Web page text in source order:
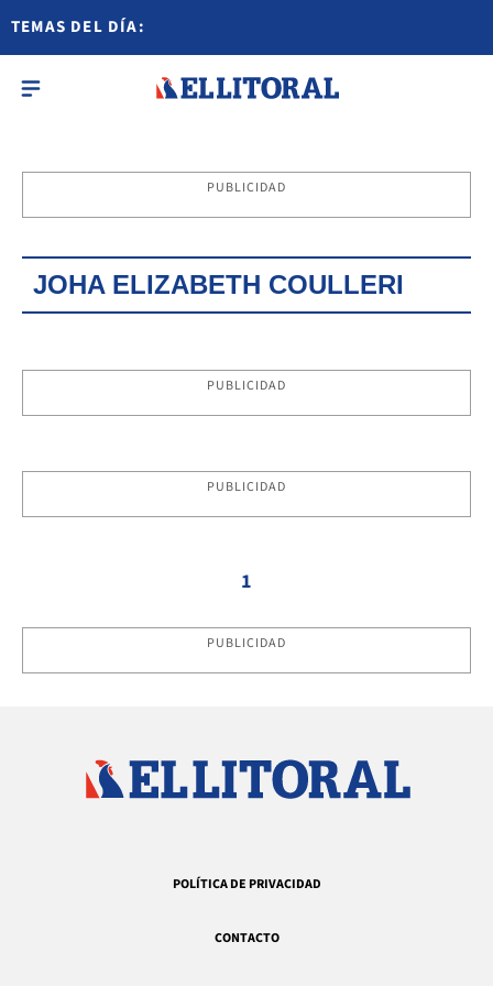
TEMAS DEL DÍA:
PUBLICIDAD
JOHA ELIZABETH COULLERI
PUBLICIDAD
PUBLICIDAD
1
PUBLICIDAD
POLÍTICA DE PRIVACIDAD
CONTACTO